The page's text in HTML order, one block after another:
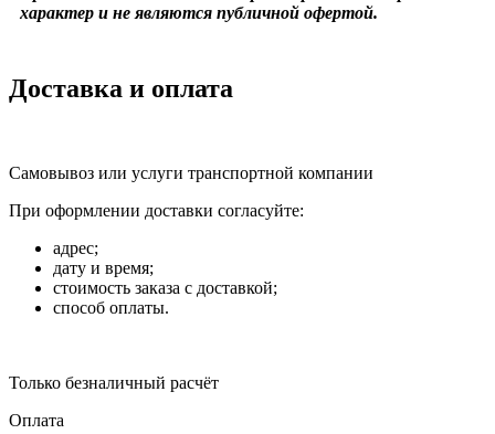
характер и не являются публичной офертой.
Доставка и оплата
Самовывоз или услуги транспортной компании
При оформлении доставки согласуйте:
адрес;
дату и время;
стоимость заказа с доставкой;
способ оплаты.
Только безналичный расчёт
Оплата